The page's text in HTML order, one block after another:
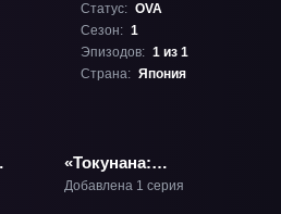
Статус: OVA
Сезон: 1
Эпизодов: 1 из 1
Страна: Япония
«Токунана:
Специальный, седьмой
Добавлена 1 серия